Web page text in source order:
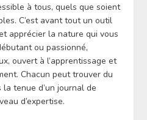
à tous, quels que soient
C’est avant tout un outil
apprécier la nature qui vous
ou passionné,
ouvert à l’apprentissage et
Chacun peut trouver du
tenue d’un journal de
d’expertise.